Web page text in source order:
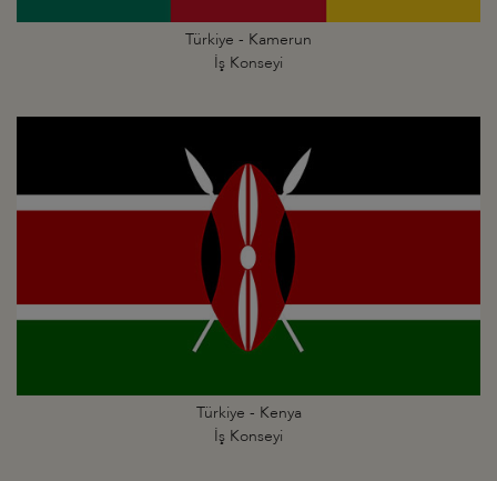
Türkiye - Kamerun
İş Konseyi
Türkiye - Kenya
İş Konseyi